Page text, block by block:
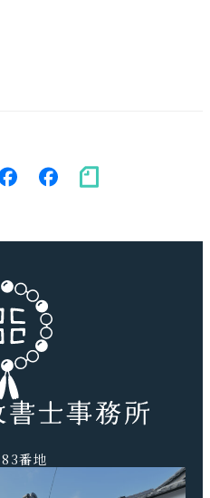
facebook（個
人）
facebook（
務
note
番地
20-9042